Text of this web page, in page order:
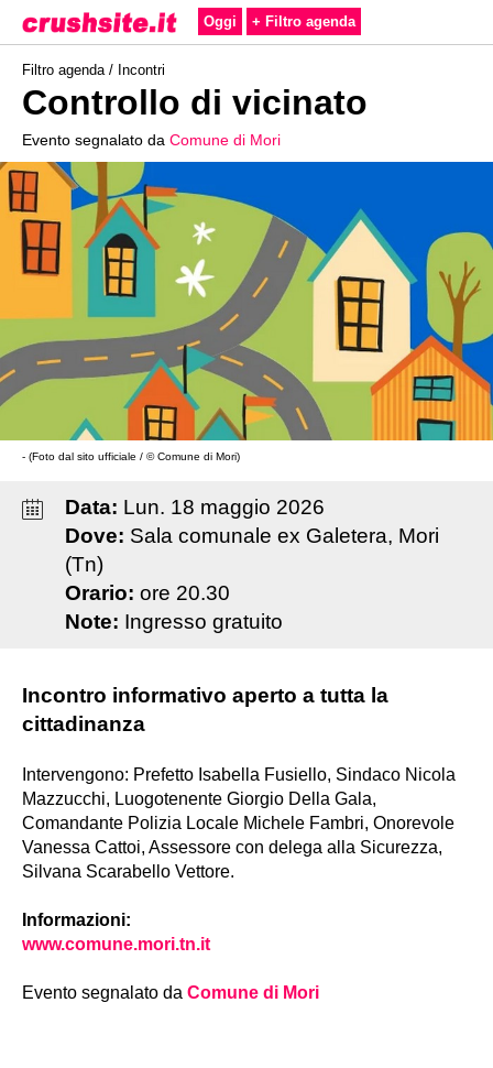
Oggi + Filtro agenda
Filtro agenda / Incontri
Controllo di vicinato
Evento segnalato da Comune di Mori
- (Foto dal sito ufficiale / © Comune di Mori)
Data: Lun. 18 maggio 2026
Dove: Sala comunale ex Galetera, Mori
(Tn)
Orario: ore 20.30
Note: Ingresso gratuito
Incontro informativo aperto a tutta la
cittadinanza
Intervengono: Prefetto Isabella Fusiello, Sindaco Nicola
Mazzucchi, Luogotenente Giorgio Della Gala,
Comandante Polizia Locale Michele Fambri, Onorevole
Vanessa Cattoi, Assessore con delega alla Sicurezza,
Silvana Scarabello Vettore.
Informazioni:
www.comune.mori.tn.it
Evento segnalato da Comune di Mori